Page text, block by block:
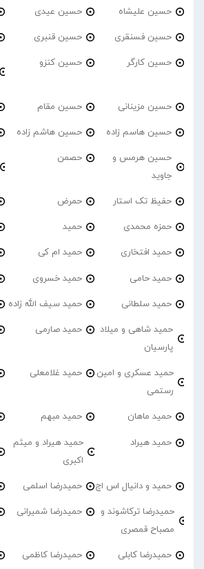
حسین علیشاه حسین عیدی
حسین فسنقری حسین قنبری
حسین کارگر حسین کنزو
حسین مزینانی حسین مقام
حسین هاسم زاده حسین هاشم زاده
حسین هرمس و
جاوید
حصمن
حفیظ تک استار حمرض
حمزه محمدی حمید
حمید افتخاری حمید ام کی
حمید حامی حمید خسروی
حمید سلطانی حمید سیف الله زاده
حمید شاهی و میلاد
پارسیان
حمید صارمی
حمید عسکری و امین
رستمی
حمید غلامعلی
حمید ماهان حمید مبهم
حمید هیراد
حمید هیراد و میثم
اکبری
حمید و دانیال اس اچ حمیدرضا اسلمی
حمیدرضا ترکاشوند و
مصباح قمصری
حمیدرضا شمیرانی
حمیدرضا کابلی حمیدرضا کاظمی